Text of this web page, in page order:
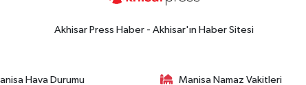
Akhisar Press Haber - Akhisar'ın Haber Sitesi
Hava Durumu Manisa Namaz Vakitleri